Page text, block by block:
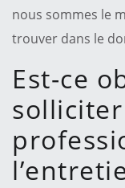
nous sommes le
trouver dans le
Est-ce